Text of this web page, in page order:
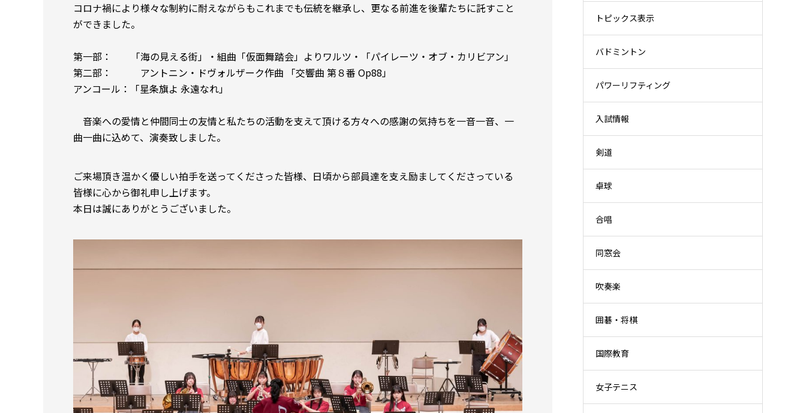
コロナ禍により様々な制約に耐えながらもこれまでも伝統を継承し、更なる前進を後輩たちに託すこと
ができました。
第一部： 「海の見える街」・組曲「仮面舞踏会」よりワルツ・「パイレーツ・オブ・カリビアン」
第二部： アントニン・ドヴォルザーク作曲 「交響曲 第８番 Op88」
アンコール：「星条旗よ 永遠なれ」
音楽への愛情と仲間同士の友情と私たちの活動を支えて頂ける方々への感謝の気持ちを一音一音、一
曲一曲に込めて、演奏致しました。
ご来場頂き温かく優しい拍手を送ってくださった皆様、日頃から部員達を支え励ましてくださっている
皆様に心から御礼申し上げます。
本日は誠にありがとうございました。
トピックス表示
バドミントン
パワーリフティング
入試情報
剣道
卓球
合唱
同窓会
吹奏楽
囲碁・将棋
国際教育
女子テニス